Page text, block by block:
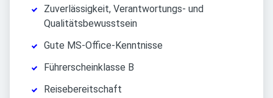
Zuverlässigkeit, Verantwortungs- und
Qualitätsbewusstsein
Gute MS-Office-Kenntnisse
Führerscheinklasse B
Reisebereitschaft